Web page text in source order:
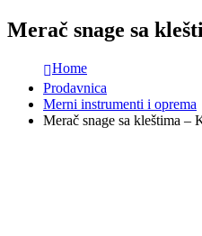
Merač snage sa
Home
Prodavnica
Merni instrumenti i oprema
Merač snage sa kleštima –